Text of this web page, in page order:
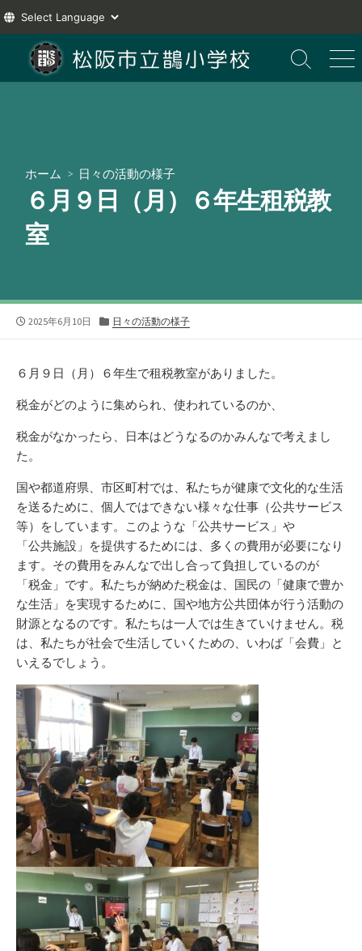
テ
検
索
メ
ニ
ホーム > 日々の活動の様子
６月９日（月）６年生租税教
室
公
2025年6月10日
カ
リ
ー
日々の活動の様子
６月９日（月）６年生で租税教室がありました。
税金がどのように集められ、使われているのか、
税金がなかったら、日本はどうなるのかみんなで考えまし
た。
国や都道府県、 市区町村では、 私たちが健康で文化的な生活
を送るために、 個人ではできない様々 な仕事 （公共サービス
等）をしています。このような「公共サービス」や
「公共施設 」を提供するためには、 多 くの費用が必要になり
ます。その費用をみんなで出 し合って負担 しているのが
「税金 」です。 私たちが納めた税金は、 国民の「健康で豊か
な生活 」を実現するために、 国や地方公共団体が行う 活動の
財源となるのです。 私たちは一人では生きていけません。 税
は、 私たちが社会で生活していくための、いわば「会費 」と
いえるでしょう。